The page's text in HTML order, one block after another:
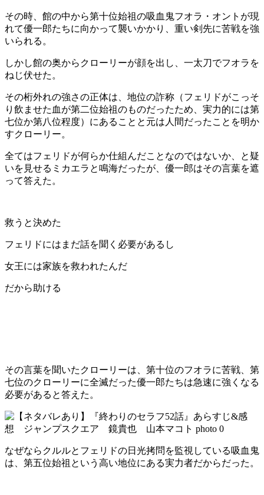
その時、館の中から第十位始祖の吸血鬼フオラ・オントが現
れて優一郎たちに向かって襲いかかり、重い剣先に苦戦を強
いられる。
しかし館の奥からクローリーが顔を出し、一太刀でフオラを
ねじ伏せた。
その桁外れの強さの正体は、地位の詐称（フェリドがこっそ
り飲ませた血が第二位始祖のものだったため、実力的には第
七位か第八位程度）にあることと元は人間だったことを明か
すクローリー。
全てはフェリドが何らか仕組んだことなのではないか、と疑
いを見せるミカエラと鳴海だったが、優一郎はその言葉を遮
って答えた。
救うと決めた
フェリドにはまだ話を聞く必要があるし
女王には家族を救われたんだ
だから助ける
その言葉を聞いたクローリーは、第十位のフオラに苦戦、第
七位のクローリーに全滅だった優一郎たちは急速に強くなる
必要があると答えた。
なぜならクルルとフェリドの日光拷問を監視している吸血鬼
は、第五位始祖という高い地位にある実力者だからだった。